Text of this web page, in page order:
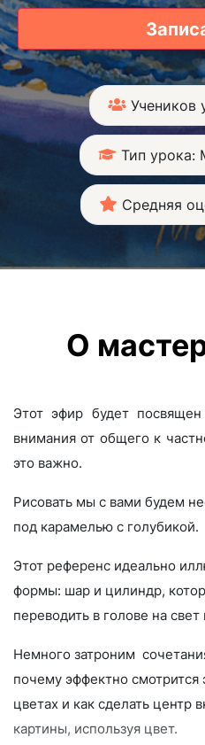
Учеников
Тип урока:
Средняя
О
Этот эфир будет
внимания от общего к
это важно.
Рисовать мы с вами будем
под карамелью с голубикой.
Этот референс идеально
формы: шар и цилиндр,
переводить в голове на свет
Немного затроним
почему эффектно смотрится
цветах и как сделать центр
картины, используя цвет.